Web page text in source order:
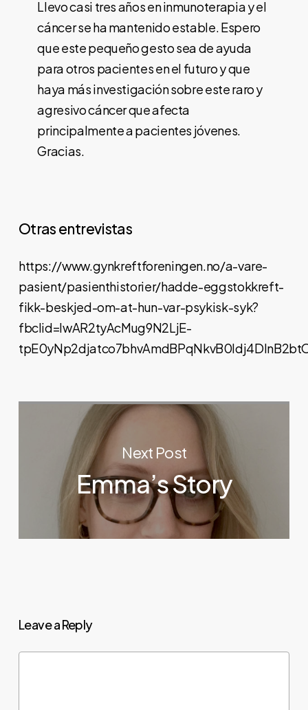
Llevo casi tres años en inmunoterapia y el
cáncer se ha mantenido estable. Espero
que este pequeño gesto sea de ayuda
para otros pacientes en el futuro y que
haya más investigación sobre este raro y
agresivo cáncer que afecta
principalmente a pacientes jóvenes.
Gracias.
Otras entrevistas
https://www.gynkreftforeningen.no/a-vare-
pasient/pasienthistorier/hadde-eggstokkreft-
fikk-beskjed-om-at-hun-var-psykisk-syk?
fbclid=IwAR2tyAcMug9N2LjE-
Next Post
Emma’s Story
Leave a Reply